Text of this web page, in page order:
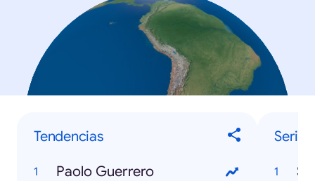
Tendencias
Paolo Guerrero